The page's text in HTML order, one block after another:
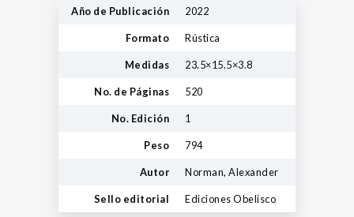
Año de Publicación 2022
Formato Rústica
Medidas 23.5×15.5×3.8
No. de Páginas 520
No. Edición 1
Peso 794
Autor Norman, Alexander
Sello editorial Ediciones Obelisco